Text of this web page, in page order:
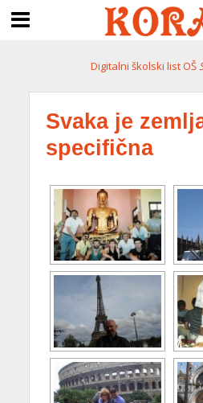
Digitalni školski list OŠ
Svaka je
specifična